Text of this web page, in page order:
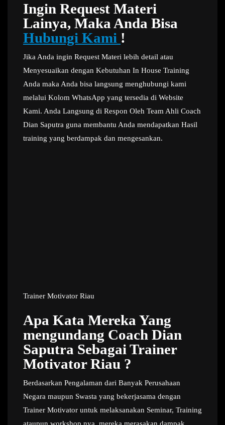
Ingin Request Materi
Lainya, Maka Anda Bisa
Hubungi Kami !
Jika Anda ingin Request Materi lebih detail atau
Menyesuaikan dengan Kebutuhan In House Training
Anda maka Anda bisa langsung menghubungi kami
melalui Kolom WhatsApp yang tersedia di Website
Kami. Anda Langsung di Respon Oleh Team Ahli Coach
Dian Saputra guna membantu Anda mendapatkan Hasil
training yang berdampak dan mengesankan.
Trainer Motivator Riau
Apa Kata Mereka Yang
mengundang Coach Dian
Saputra Sebagai Trainer
Motivator Riau ?
Berdasarkan Pengalaman dari Banyak Perusahaan
Negara maupun Swasta yang bekerjasama dengan
Trainer Motivator untuk melaksanakan Seminar, Training